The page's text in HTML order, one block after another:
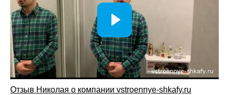
Отзыв Николая о компании vstroennye-shkafy.ru